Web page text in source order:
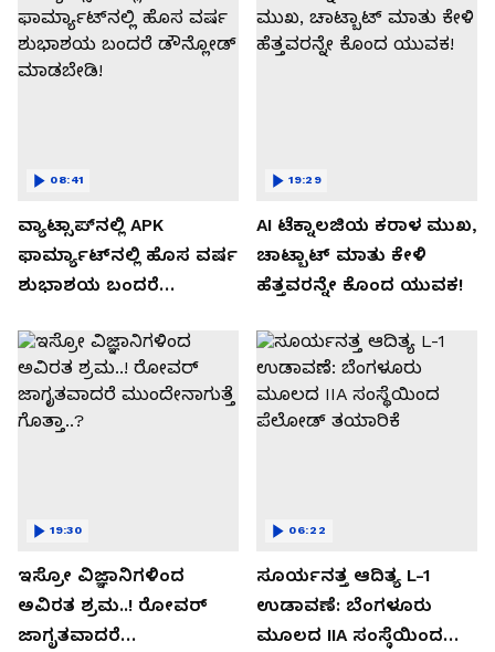
ವ್ಯಾಟ್ಸಾಪ್‌ನಲ್ಲಿ APK
ಫಾರ್ಮ್ಯಾಟ್‌ನಲ್ಲಿ ಹೊಸ ವರ್ಷ
ಶುಭಾಶಯ ಬಂದರೆ
08:41
AI ಟೆಕ್ನಾಲಜಿಯ ಕರಾಳ ಮುಖ,
ಚಾಟ್ಬಾಟ್ ಮಾತು ಕೇಳಿ
ಹೆತ್ತವರನ್ನೇ ಕೊಂದ ಯುವಕ!
19:29
ಇಸ್ರೋ ವಿಜ್ಞಾನಿಗಳಿಂದ
ಅವಿರತ ಶ್ರಮ..! ರೋವರ್
ಜಾಗೃತವಾದರೆ
19:30
ಸೂರ್ಯನತ್ತ ಆದಿತ್ಯ L-1
ಉಡಾವಣೆ: ಬೆಂಗಳೂರು
ಮೂಲದ IIA ಸಂಸ್ಥೆಯಿಂದ
06:22